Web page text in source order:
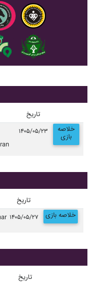
تاریخ
۱۴۰۵/۰۵/۲۳ خلاصه
بازی
تاریخ
۱۴۰۵/۰۵/۲۷ خلاصه بازی
تاریخ